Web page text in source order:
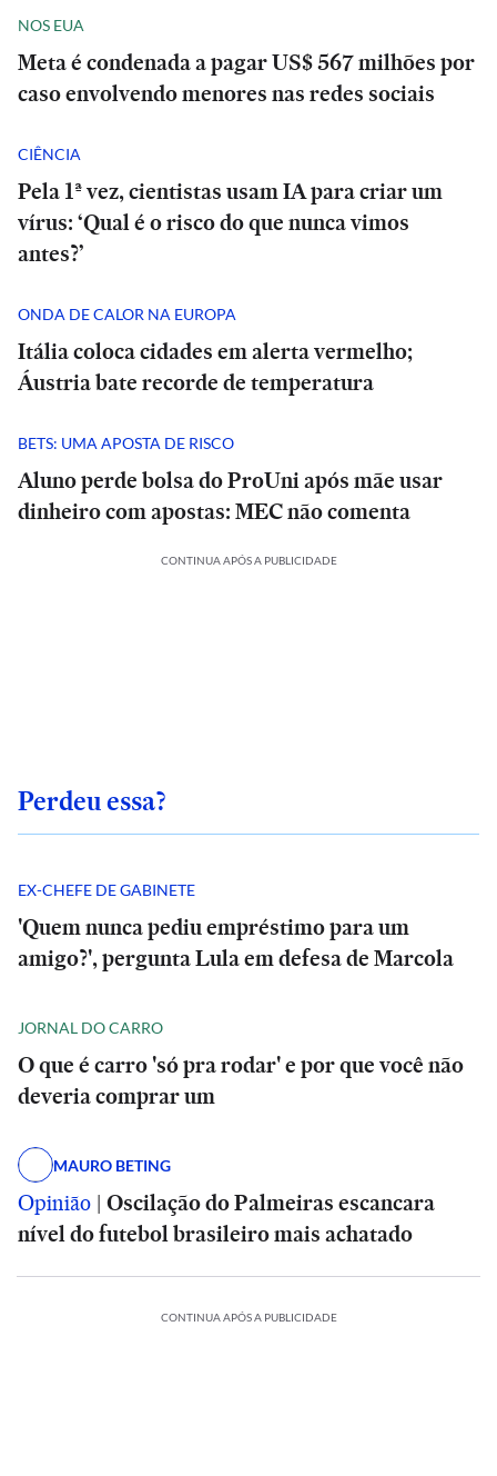
NOS EUA
Meta é condenada a pagar US$ 567 milhões por
caso envolvendo menores nas redes sociais
CIÊNCIA
Pela 1ª vez, cientistas usam IA para criar um
vírus: ‘Qual é o risco do que nunca vimos
antes?’
ONDA DE CALOR NA EUROPA
Itália coloca cidades em alerta vermelho;
Áustria bate recorde de temperatura
BETS: UMA APOSTA DE RISCO
Aluno perde bolsa do ProUni após mãe usar
dinheiro com apostas: MEC não comenta
CONTINUA APÓS A PUBLICIDADE
Perdeu essa?
EX-CHEFE DE GABINETE
'Quem nunca pediu empréstimo para um
amigo?', pergunta Lula em defesa de Marcola
JORNAL DO CARRO
O que é carro 'só pra rodar' e por que você não
deveria comprar um
MAURO BETING
Opinião | Oscilação do Palmeiras escancara
nível do futebol brasileiro mais achatado
CONTINUA APÓS A PUBLICIDADE